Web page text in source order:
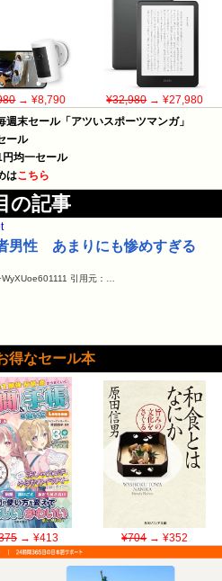
→ ¥8,790 ¥32,980→ ¥27,980
週末セール「アツいスポーツマンガ」
ール
均一セール
はこちら
の記事
男性 あまりにも惨めすぎる
引用元：…
得なセール本
→ ¥413 ¥704→ ¥352